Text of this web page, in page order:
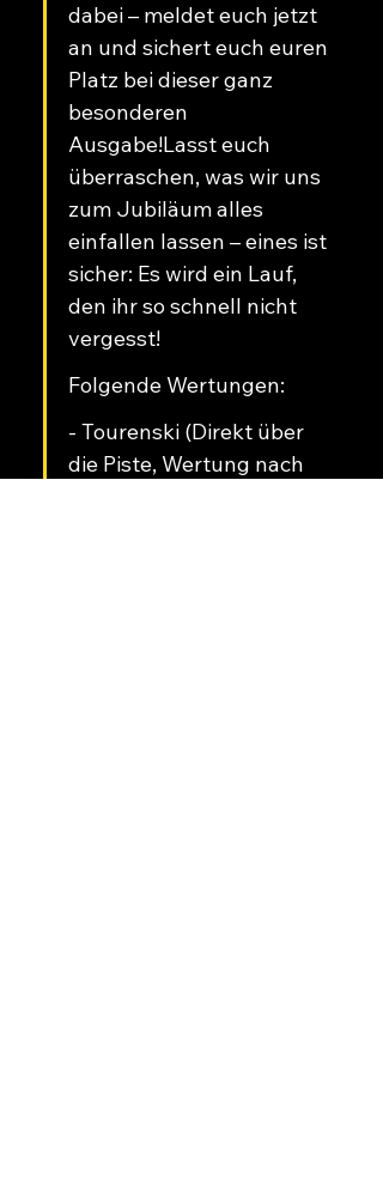
dabei – meldet euch jetzt
an und sichert euch euren
Platz bei dieser ganz
besonderen
Ausgabe!Lasst euch
überraschen, was wir uns
zum Jubiläum alles
einfallen lassen – eines ist
sicher: Es wird ein Lauf,
den ihr so schnell nicht
vergesst!
Folgende Wertungen:
- Tourenski (Direkt über
die Piste, Wertung nach